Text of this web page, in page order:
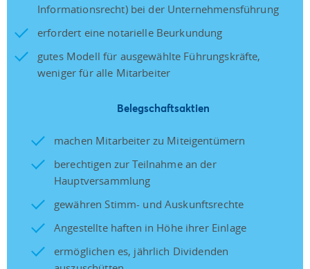
Informationsrecht) bei der Unternehmensführung
erfordert eine notarielle Beurkundung
gutes Modell für ausgewählte Führungskräfte,
weniger für alle Mitarbeiter
Belegschaftsaktien
machen Mitarbeiter zu Miteigentümern
berechtigen zur Teilnahme an der
Hauptversammlung
gewähren Stimm- und Auskunftsrechte
Angestellte haften in Höhe ihrer Einlage
ermöglichen es, jährlich Dividenden